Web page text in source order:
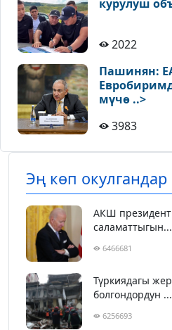
курулуш
2022
Пашинян:
мүчө ..>
3983
Эң көп окулгандар
АКШ
саламаттыгын...
6466681
Түркиядагы
болгондордун ...
6256693